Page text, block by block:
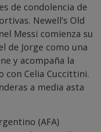
de condolencia de
Newell’s Old
Messi comienza su
de Jorge como una
y acompaña la
Celia Cuccittini.
a media asta
(AFA)